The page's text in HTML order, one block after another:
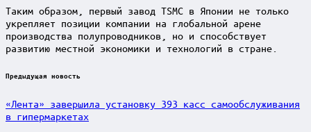
Таким образом, первый завод TSMC в Японии не только
укрепляет позиции компании на глобальной арене
производства полупроводников, но и способствует
развитию местной экономики и технологий в стране.
Post
Предыдущая новость
«Лента» завершила установку 393 касс самообслуживания
в гипермаркетах